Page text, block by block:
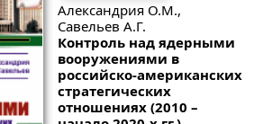
Александрия О.М.,
Савельев А.Г.
Контроль над ядерными
вооружениями в
роcсийско-американских
стратегических
отношениях (2010 –